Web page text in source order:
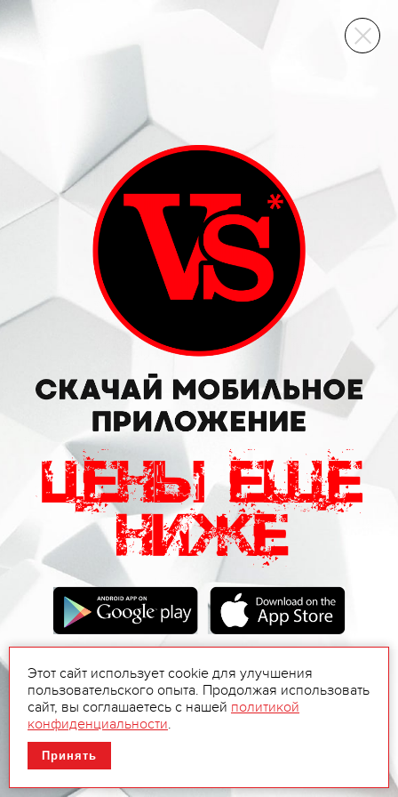
ВИННЫЙ СКЛАД
Этот сайт использует cookie для улучшения
пользовательского опыта. Продолжая использовать
сайт, вы соглашаетесь с нашей политикой
конфиденциальности.
Принять